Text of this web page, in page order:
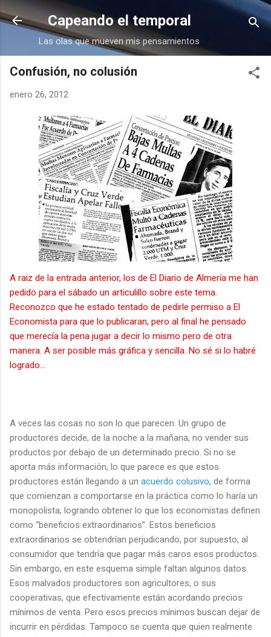
Ir al contenido principal
Capeando el temporal
Las olas que mueven mis pensamientos
Confusión, no colusión
enero 26, 2012
A raiz de la entrada anterior, los de El Diario de Almería me han
pedido para el sábado un articulillo sobre este tema.
Reconozco que he estado tentado de pedirle permiso a El
Economista para que lo publicaran, pero al final he pensado
que merecía la pena jugar a decir lo mismo pero de otra
manera. A ser posible más gráfica y sencilla. No sé si lo habré
logrado...
A veces las cosas no son lo que parecen. Un grupo de
productores decide, de la noche a la mañana, no vender sus
productos por debajo de un determinado precio. Si no se
aporta más información, lo que parece es que estos
productores están llegando a un acuerdo colusivo, de forma
que comienzan a comportarse en la práctica como lo haría un
monopolista, logrando obtener lo que los economistas definen
como “beneficios extraordinarios”. Estos beneficios
extraordinarios se obtendrían perjudicando, por supuesto, al
consumidor que tendría que pagar más caros esos productos.
Sin embargo, en este esquema simple faltan algunos datos.
Esos malvados productores son agricultores, o sus
cooperativas, que efectivamente están acordando precios
mínimos de venta. Pero esos precios mínimos buscan dejar de
incurrir en pérdidas. Tampoco se cuenta que quien realmente